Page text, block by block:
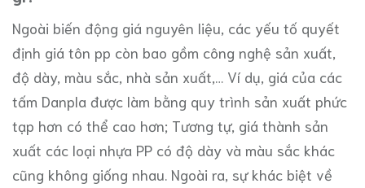
Ngoài biến động giá nguyên liệu, các yếu tố quyết
định giá tôn pp còn bao gồm công nghệ sản xuất,
độ dày, màu sắc, nhà sản xuất,… Ví dụ, giá của các
tấm Danpla được làm bằng quy trình sản xuất phức
tạp hơn có thể cao hơn; Tương tự, giá thành sản
xuất các loại nhựa PP có độ dày và màu sắc khác
cũng không giống nhau. Ngoài ra, sự khác biệt về